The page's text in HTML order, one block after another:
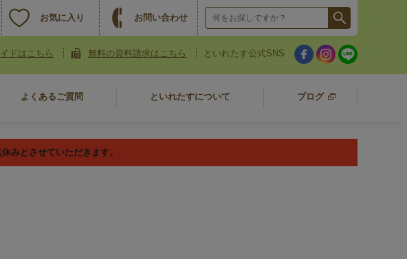
お気に入り お問い合わせ
ドはこちら 無料の資料請求はこちら といれたす公式SNS
よくあるご質問 といれたすについて ブログ
みとさせていただきます。